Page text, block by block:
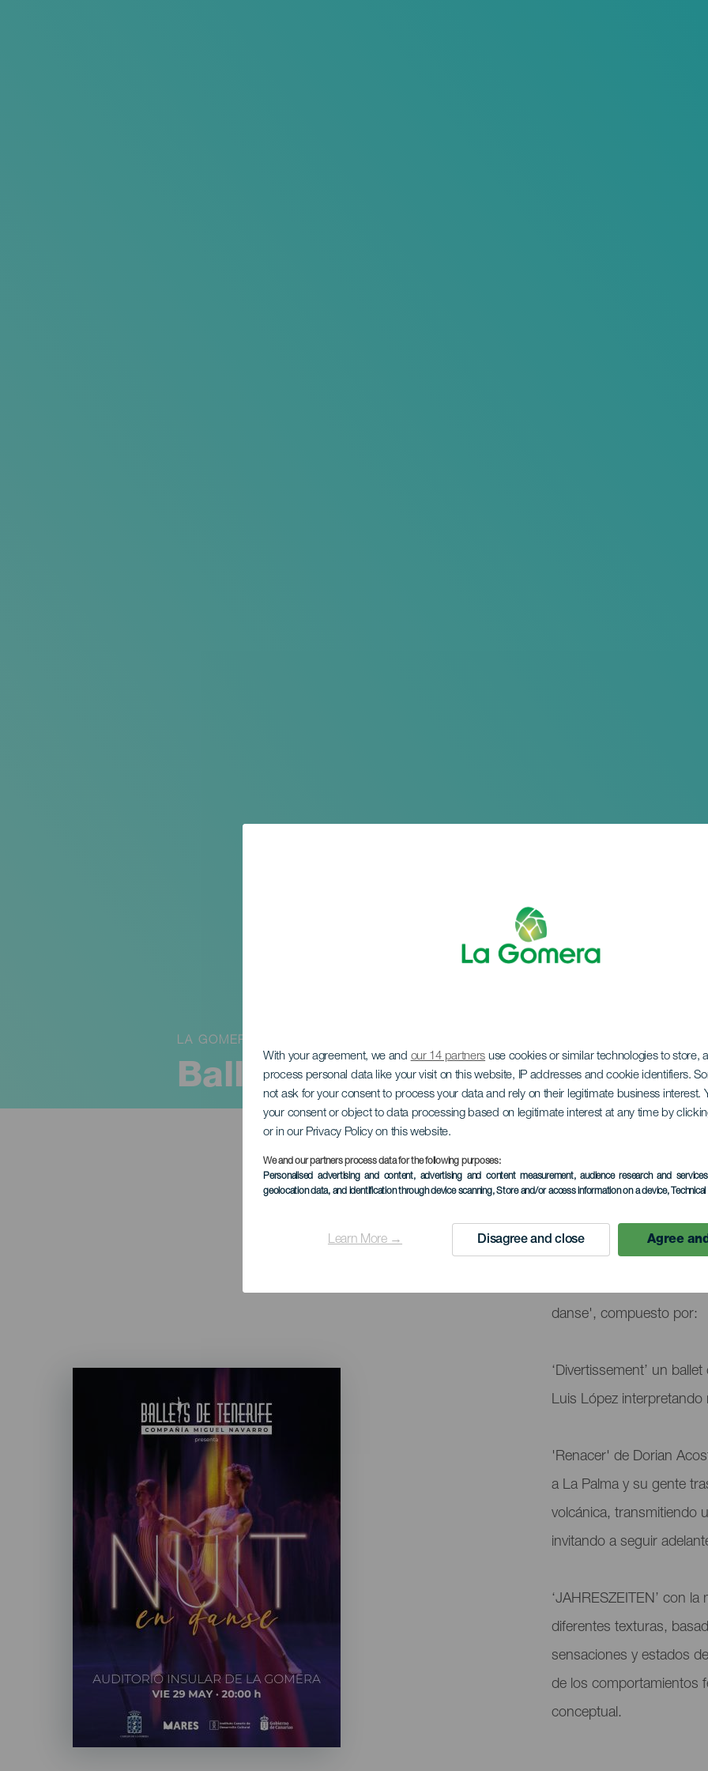
With your agreement, we and our 14 partners use cookies or similar technologies to store,
process personal data like your visit on this website, IP addresses and cookie identifiers.
not ask for your consent to process your data and rely on their legitimate business interest.
your consent or object to data processing based on legitimate interest at any time by
or in our Privacy Policy on this website.
We and our partners process data for the following purposes:
Personalised advertising and content, advertising and content measurement, audience research and
geolocation data, and identification through device scanning, Store and/or access information on a device,
Learn More → Disagree and close Agree
Ballet NUIT en danse
LA GOMERA
EVENTO PASADO
29 Mayo 2026
Localidad
San Sebastián de La
del
La compañía Ballets de
danse', compuesto por:
‘Divertissement’ un
Luis López interpretando
'Renacer' de Dorian
a La Palma y su gente
volcánica, transmitiendo
invitando a seguir
‘JAHRESZEITEN’ con
diferentes texturas,
sensaciones y estados
de los comportamientos
conceptual.